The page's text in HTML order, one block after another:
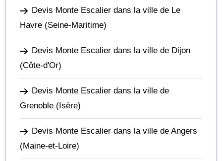
Devis Monte Escalier dans la ville de Le
Havre (Seine-Maritime)
Devis Monte Escalier dans la ville de Dijon
(Côte-d'Or)
Devis Monte Escalier dans la ville de
Grenoble (Isère)
Devis Monte Escalier dans la ville de Angers
(Maine-et-Loire)